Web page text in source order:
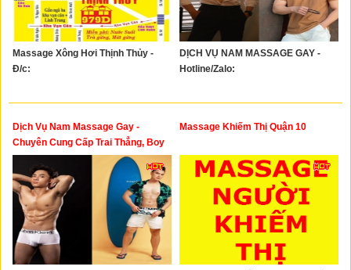
Massage Xông Hơi Thịnh Thủy -
Đ/c:
DỊCH VỤ NAM MASSAGE GAY -
Hotline/Zalo:
Dịch Vụ Nam Massage Gay -
Chuyên Cung Cấp Trai Thẳng, Boy
Gym, Hotboy Vip, Model Phục Vụ
Tại Nhà Hoặc Khách Sạn, Trai Gọi,
Trai Gọi Sài Gòn, Trai Bao Sài Gòn,
Trai Đi Khách, Boy Đi Nhanh
Massage Khiếm Thị Quận 10